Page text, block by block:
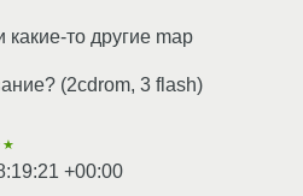
какие-то другие map
(2cdrom, 3 flash)
+00:00